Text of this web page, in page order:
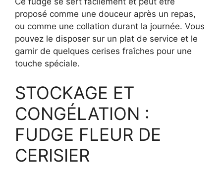
proposé comme une douceur après un repas,
ou comme une collation durant la journée. Vous
pouvez le disposer sur un plat de service et le
garnir de quelques cerises fraîches pour une
touche spéciale.
STOCKAGE ET
CONGÉLATION :
FUDGE FLEUR DE
CERISIER